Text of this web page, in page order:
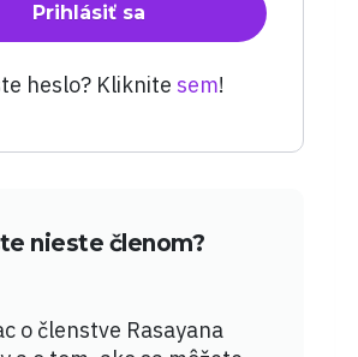
Prihlásiť sa
heslo? Kliknite sem!
nieste členom?
o členstve Rasayana